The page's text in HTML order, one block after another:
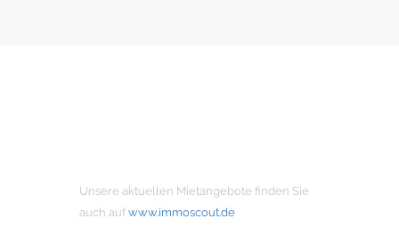
Unsere aktuellen Mietangebote finden Sie
auch auf www.immoscout.de